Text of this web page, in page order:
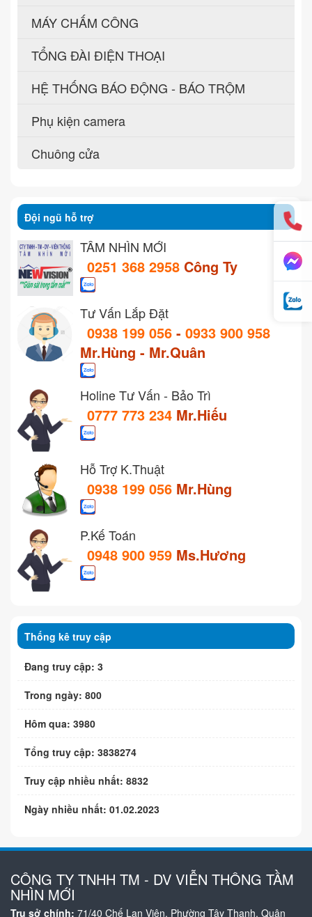
MÁY CHẤM CÔNG
TỔNG ĐÀI ĐIỆN THOẠI
HỆ THỐNG BÁO ĐỘNG - BÁO TRỘM
Phụ kiện camera
Chuông cửa
Đội ngũ hỗ trợ
TẦM NHÌN MỚI
0251 368 2958 Công Ty
Tư Vấn Lắp Đặt
0938 199 056 - 0933 900 958
Mr.Hùng - Mr.Quân
Holine Tư Vấn - Bảo Trì
0777 773 234 Mr.Hiếu
Hỗ Trợ K.Thuật
0938 199 056 Mr.Hùng
P.Kế Toán
0948 900 959 Ms.Hương
Thống kê truy cập
Đang truy cập: 3
Trong ngày: 800
Hôm qua: 3980
Tổng truy cập: 3838274
Truy cập nhiều nhất: 8832
Ngày nhiều nhất: 01.02.2023
CÔNG TY TNHH TM - DV VIỄN THÔNG TẦM
NHÌN MỚI
Trụ sở chính: 71/40 Chế Lan Viên, Phường Tây Thạnh, Quận